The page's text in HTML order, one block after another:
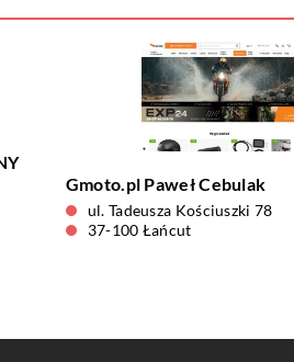
Gmoto.pl Paweł Cebulak
ul. Tadeusza Kościuszki 78
37-100 Łańcut